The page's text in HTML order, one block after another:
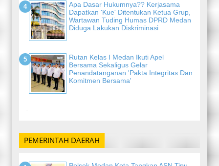
Apa Dasar Hukumnya?? Kerjasama
Dapatkan 'Kue' Ditentukan Ketua Grup,
Wartawan Tuding Humas DPRD Medan
Diduga Lakukan Diskriminasi
Rutan Kelas I Medan Ikuti Apel
Bersama Sekaligus Gelar
Penandatanganan 'Pakta Integritas Dan
Komitmen Bersama'
-
PEMERINTAH DAERAH